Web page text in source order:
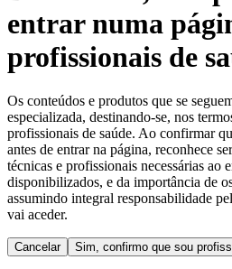
Prevenção e
Retenção Urinária
Suturas e
Terapias de Infusão
Terapia de
Tratamento de
Tratamento de
Soluções
Terapias
Cuidados Domiciliários
Coordenamos os seus cuidados
do hospital. Para mais
cuidados domiciliários.
Vagas disponíveis
Descubra as tuas oportunidades
Pesquise no nosso mercado de
trabalho interessantes.
Comunicados de
Contactos
Formulário de
Empresa
Responsabilidade
Media
entrar numa
profissionais de
Os conteúdos e produtos que se
especializada, destinando-se, nos
profissionais de saúde. Ao confirmar
antes de entrar na página, reconhece
técnicas e profissionais necessárias ao
disponibilizados, e da importância de
assumindo integral responsabilidade
vai aceder.
Cancelar Sim, confirmo que sou